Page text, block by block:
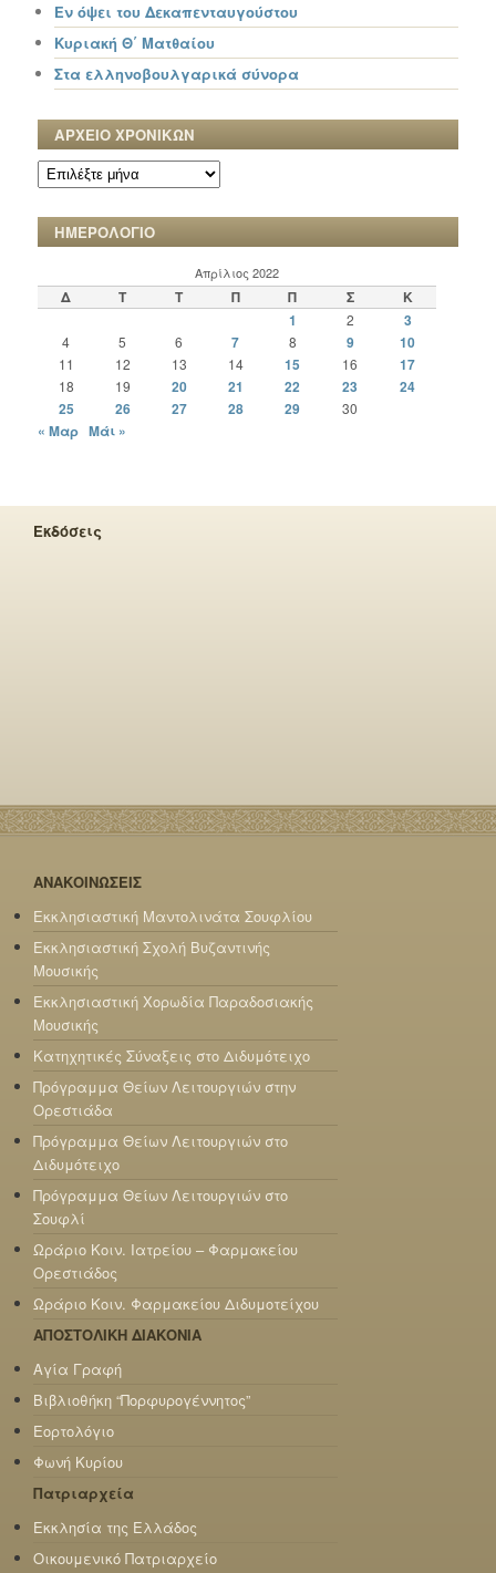
Εν όψει του Δεκαπενταυγούστου
Κυριακή Θ΄ Ματθαίου
Στα ελληνοβουλγαρικά σύνορα
ΑΡΧΕΙΟ ΧΡΟΝΙΚΩΝ
ΑΡΧΕΙΟ
ΧΡΟΝΙΚΩΝ
ΗΜΕΡΟΛΟΓΙΟ
Απρίλιος 2022
Δ Τ Τ Π Π Σ
Κ
1
2 3
4 5 6 7 8 9 10
11 12 13 14 15 16 17
18 19 20 21 22 23
24
25
26 27 28 29 30
« Μαρ Μάι »
Εκδόσεις
ΑΝΑΚΟΙΝΩΣΕΙΣ
Εκκλησιαστική Μαντολινάτα Σουφλίου
Εκκλησιαστική Σχολή Βυζαντινής
Μουσικής
Εκκλησιαστική Χορωδία Παραδοσιακής
Μουσικής
Κατηχητικές Σύναξεις στο Διδυμότειχο
Πρόγραμμα Θείων Λειτουργιών στην
Ορεστιάδα
Πρόγραμμα Θείων Λειτουργιών στο
Διδυμότειχο
Πρόγραμμα Θείων Λειτουργιών στο
Σουφλί
Ωράριο Κοιν. Ιατρείου – Φαρμακείου
Ορεστιάδος
Ωράριο Κοιν. Φαρμακείου Διδυμοτείχου
ΑΠΟΣΤΟΛΙΚΗ ΔΙΑΚΟΝΙΑ
Αγία Γραφή
Βιβλιοθήκη “Πορφυρογέννητος”
Εορτολόγιο
Φωνή Κυρίου
Πατριαρχεία
Εκκλησία της Ελλάδος
Οικουμενικό Πατριαρχείο